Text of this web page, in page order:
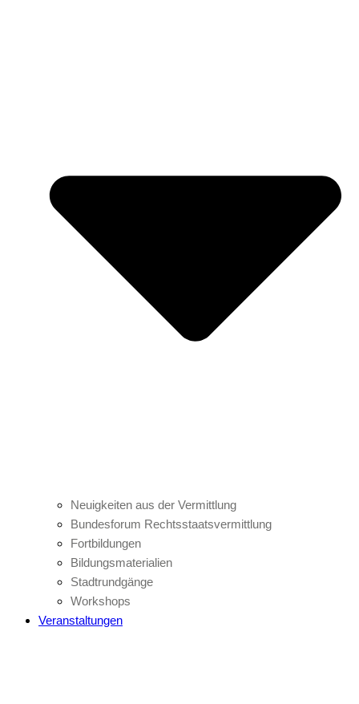
Neuigkeiten aus der Vermittlung
Bundesforum Rechtsstaatsvermittlung
Fortbildungen
Bildungsmaterialien
Stadtrundgänge
Workshops
Veranstaltungen